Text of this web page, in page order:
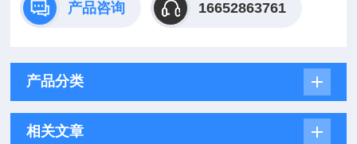
产品咨询 16652863761
产品分类
相关文章